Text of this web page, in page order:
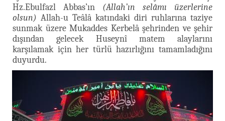
Hz.Ebulfazl Abbas’ın (Allah’ın selâmı üzerlerine
olsun) Allah-u Teâlâ katındaki diri ruhlarına taziye
sunmak üzere Mukaddes Kerbelâ şehrinden ve şehir
dışından gelecek Huseynî matem alaylarını
karşılamak için her türlü hazırlığını tamamladığını
duyurdu.